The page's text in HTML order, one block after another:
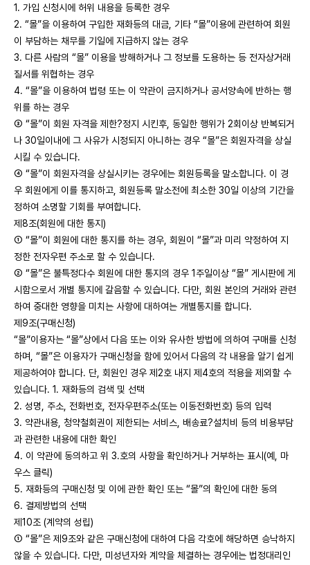
1. 가입 신청시에 허위 내용을 등록한 경우
2. “몰”을 이용하여 구입한 재화등의 대금, 기타 “몰”이용에 관련하여 회원
이 부담하는 채무를 기일에 지급하지 않는 경우
3. 다른 사람의 “몰” 이용을 방해하거나 그 정보를 도용하는 등 전자상거래
질서를 위협하는 경우
4. “몰”을 이용하여 법령 또는 이 약관이 금지하거나 공서양속에 반하는 행
위를 하는 경우
③ “몰”이 회원 자격을 제한?정지 시킨후, 동일한 행위가 2회이상 반복되거
나 30일이내에 그 사유가 시정되지 아니하는 경우 “몰”은 회원자격을 상실
시킬 수 있습니다.
④ “몰”이 회원자격을 상실시키는 경우에는 회원등록을 말소합니다. 이 경
우 회원에게 이를 통지하고, 회원등록 말소전에 최소한 30일 이상의 기간을
정하여 소명할 기회를 부여합니다.
제8조(회원에 대한 통지)
① “몰”이 회원에 대한 통지를 하는 경우, 회원이 “몰”과 미리 약정하여 지
정한 전자우편 주소로 할 수 있습니다.
② “몰”은 불특정다수 회원에 대한 통지의 경우 1주일이상 “몰” 게시판에 게
시함으로서 개별 통지에 갈음할 수 있습니다. 다만, 회원 본인의 거래와 관련
하여 중대한 영향을 미치는 사항에 대하여는 개별통지를 합니다.
제9조(구매신청)
“몰”이용자는 “몰”상에서 다음 또는 이와 유사한 방법에 의하여 구매를 신청
하며, “몰”은 이용자가 구매신청을 함에 있어서 다음의 각 내용을 알기 쉽게
제공하여야 합니다. 단, 회원인 경우 제2호 내지 제4호의 적용을 제외할 수
있습니다. 1. 재화등의 검색 및 선택
2. 성명, 주소, 전화번호, 전자우편주소(또는 이동전화번호) 등의 입력
3. 약관내용, 청약철회권이 제한되는 서비스, 배송료?설치비 등의 비용부담
과 관련한 내용에 대한 확인
4. 이 약관에 동의하고 위 3.호의 사항을 확인하거나 거부하는 표시(예, 마
우스 클릭)
5. 재화등의 구매신청 및 이에 관한 확인 또는 “몰”의 확인에 대한 동의
6. 결제방법의 선택
제10조 (계약의 성립)
① “몰”은 제9조와 같은 구매신청에 대하여 다음 각호에 해당하면 승낙하지
않을 수 있습니다. 다만, 미성년자와 계약을 체결하는 경우에는 법정대리인